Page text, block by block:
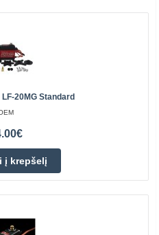
20MG Standard
į krepšelį